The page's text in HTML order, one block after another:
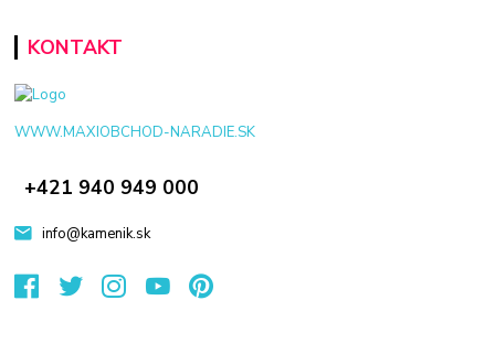
KONTAKT
WWW.MAXIOBCHOD-NARADIE.SK
+421 940 949 000
info@kamenik.sk